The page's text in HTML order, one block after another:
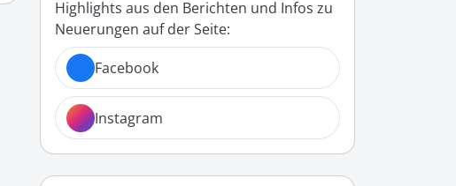
Highlights aus den Berichten und Infos zu
Neuerungen auf der Seite:
Facebook
Instagram